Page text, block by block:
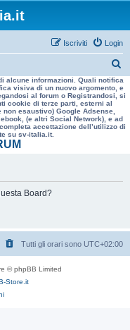
Login
Iscriviti
e
r
a
alcune informazioni. Quali notifica
visiva di un nuovo argomento, e
al forum o Registrandosi, si
cookie di terze parti, esterni al
esaustivo) Google Adsense,
(e altri Social Network), e ad
accettazione dell’utilizzo di
su sv-italia.it.
Board?
Tutti gli orari sono UTC+02:00
© phpBB Limited
Store.it